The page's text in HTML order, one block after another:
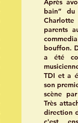
Après
bain” du
parents
bouffon.
a été
TDI et a
son
scène
Très
direction